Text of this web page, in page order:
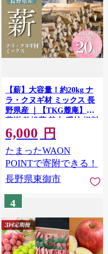
【薪】大容量！約20kg ナ
ラ・クヌギ材 ミックス 長
野県産 ｜【TKG麓庵】広
葉樹 乾燥薪 焚火 暖炉 燃料
木材 火起こし 薪割り 薪ス
トーブ 焚火 たき火 暖炉 キ
ャンプ アウトドア
6,000 円
たまったWAON
POINTで寄附できる！
長野県東御市
4